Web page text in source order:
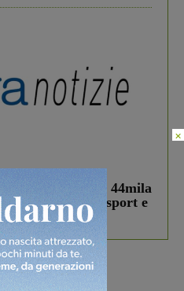
Cities, oltre 44mila
il bando per lo sport e
×